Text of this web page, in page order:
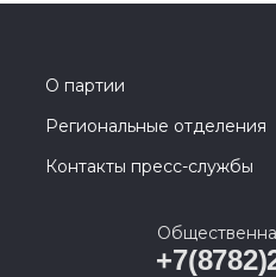
О партии
Региональные отделения
Контакты пресс-службы